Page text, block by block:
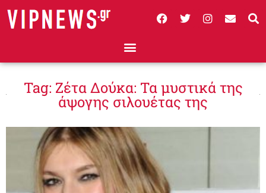
Tag: Ζέτα Δούκα: Τα μυστικά της
άψογης σιλουέτας της